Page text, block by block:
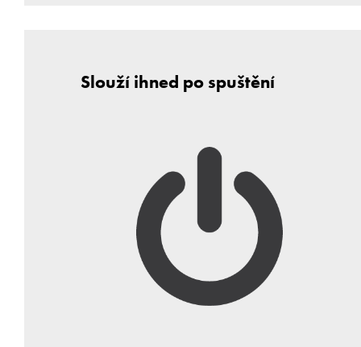
Slouží ihned po spuštění